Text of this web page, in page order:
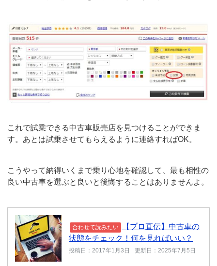
これで試乗できる中古車販売店を見つけることができま
す。あとは試乗させてもらえるように連絡すればOK。
こうやって納得いくまで乗り心地を確認して、最も相性の
良い中古車を選ぶと良いと後悔することはありませんよ。
合わせて読みたい
【プロ直伝】中古車の
状態をチェック！何を見ればいい？
投稿日：2017年1月3日 更新日：2025年7月5日